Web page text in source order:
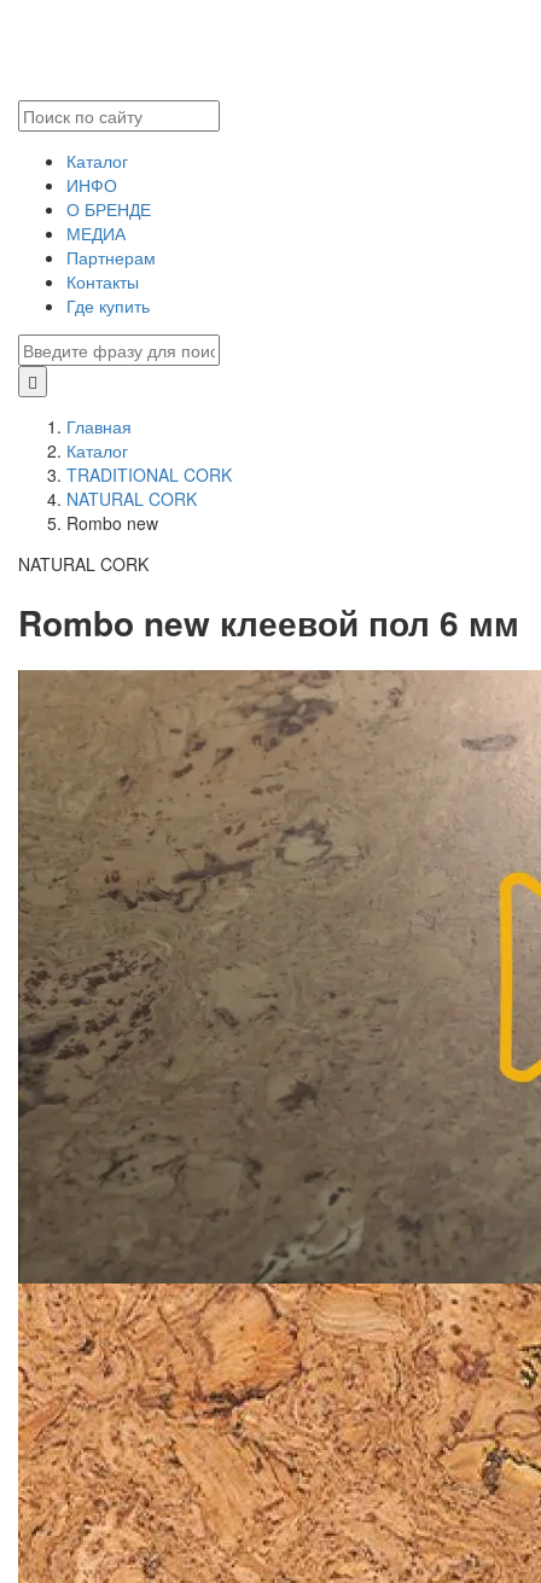
Каталог
ИНФО
О БРЕНДЕ
МЕДИА
Партнерам
Контакты
Где купить
Главная
Каталог
TRADITIONAL CORK
NATURAL CORK
Rombo new
NATURAL CORK
Rombo new клеевой пол 6 мм